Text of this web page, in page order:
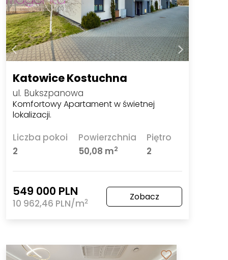
Katowice Kostuchna
ul. Bukszpanowa
Komfortowy Apartament w świetnej
lokalizacji.
Liczba pokoi
2
Powierzchnia
50,08 m2
Piętro
2
549 000 PLN
10 962,46 PLN/m2 Zobacz